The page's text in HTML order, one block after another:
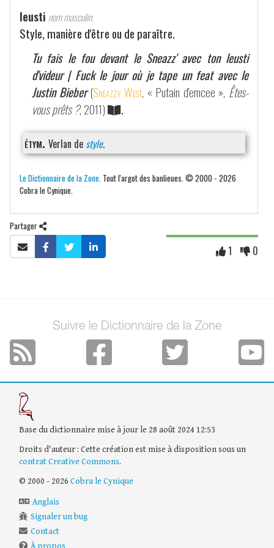
leusti nom masculin.
Style, manière d'être ou de paraître.
Tu fais le fou devant le Sneazz' avec ton leusti
d'videur | Fuck le jour où je tape un feat avec le
Justin Bieber (Sneazzy West, « Putain d'emcee », Êtes-
vous prêts ?, 2011)
.
étym. Verlan de style.
Le Dictionnaire de la Zone . Tout l'argot des banlieues. © 2000 - 2026
Cobra le Cynique.
Partager
1 0
Suivre le Dictionnaire de la Zone
Base du dictionnaire mise à jour le 28 août 2024 12:53
Droits d'auteur : Cette création est mise à disposition sous un
contrat Creative Commons.
© 2000 - 2026 Cobra le Cynique
Anglais
Signaler un bug
Contact